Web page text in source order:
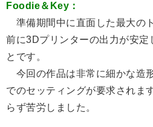
Foodie＆Key：
準備期間中に直面した最大の
前に3Dプリンターの出力が安定
とです。
今回の作品は非常に細かな造
でのセッティングが要求されま
らず苦労しました。